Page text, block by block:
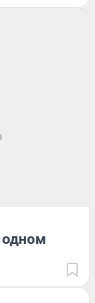
одном